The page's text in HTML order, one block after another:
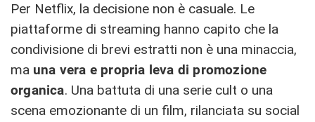
Per Netflix, la decisione non è casuale. Le
piattaforme di streaming hanno capito che la
condivisione di brevi estratti non è una minaccia,
ma una vera e propria leva di promozione
organica. Una battuta di una serie cult o una
scena emozionante di un film, rilanciata su social